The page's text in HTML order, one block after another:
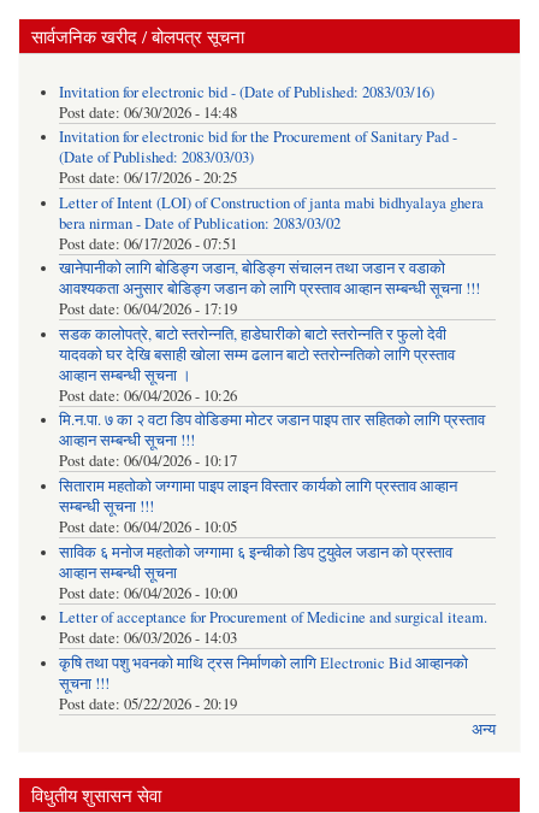
सार्वजनिक खरीद / बोलपत्र सूचना
Invitation for electronic bid - (Date of Published: 2083/03/16)
Post date: 06/30/2026 - 14:48
Invitation for electronic bid for the Procurement of Sanitary Pad -
(Date of Published: 2083/03/03)
Post date: 06/17/2026 - 20:25
Letter of Intent (LOI) of Construction of janta mabi bidhyalaya ghera
bera nirman - Date of Publication: 2083/03/02
Post date: 06/17/2026 - 07:51
खानेपानीको लागि बोडिङ्ग जडान, बोडिङ्ग संचालन तथा जडान र वडाको
आवश्यकता अनुसार बोडिङ्ग जडान को लागि प्रस्ताव आव्हान सम्बन्धी सूचना !!!
Post date: 06/04/2026 - 17:19
सडक कालोपत्रे, बाटो स्तरोन्नति, हाडेघारीको बाटो स्तरोन्नति र फुलो देवी
यादवको घर देखि बसाही खोला सम्म ढलान बाटो स्तरोन्नतिको लागि प्रस्ताव
आव्हान सम्बन्धी सूचना ।
Post date: 06/04/2026 - 10:26
मि.न.पा. ७ का २ वटा डिप वोडिङमा मोटर जडान पाइप तार सहितको लागि प्रस्ताव
आव्हान सम्बन्धी सूचना !!!
Post date: 06/04/2026 - 10:17
सिताराम महतोको जग्गामा पाइप लाइन विस्तार कार्यको लागि प्रस्ताव आव्हान
सम्बन्धी सूचना !!!
Post date: 06/04/2026 - 10:05
साविक ६ मनोज महतोको जग्गामा ६ इन्चीको डिप टुयुवेल जडान को प्रस्ताव
आव्हान सम्बन्धी सूचना
Post date: 06/04/2026 - 10:00
Letter of acceptance for Procurement of Medicine and surgical iteam.
Post date: 06/03/2026 - 14:03
कृषि तथा पशु भवनको माथि ट्रस निर्माणको लागि Electronic Bid आव्हानको
सूचना !!!
Post date: 05/22/2026 - 20:19
अन्य
विधुतीय शुसासन सेवा